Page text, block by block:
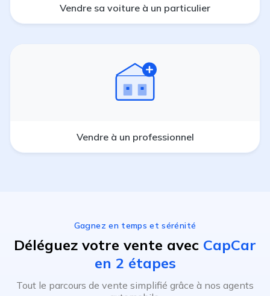
Vendre sa voiture à un particulier
Vendre à un professionnel
Gagnez en temps et sérénité
Déléguez votre vente avec CapCar
en 2 étapes
Tout le parcours de vente simplifié grâce à nos agents